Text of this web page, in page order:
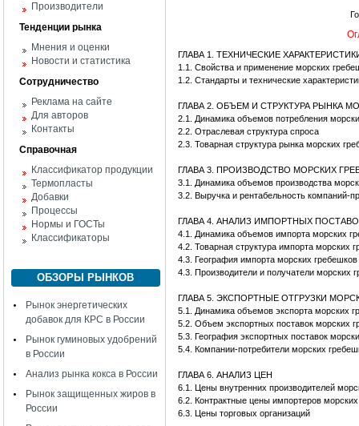
Производители
Тенденции рынка
Мнения и оценки
Новости и статистика
Сотрудничество
Реклама на сайте
Для авторов
Контакты
Справочная
Классификатор продукции
Термопласты
Добавки
Процессы
Нормы и ГОСТы
Классификаторы
ОБЗОРЫ РЫНКОВ
Рынок энергетических
добавок для КРС в России
Рынок гуминовых удобрений
в России
Анализ рынка кокса в России
Рынок защищенных жиров в
России
ГЛАВА 1. ТЕХНИЧЕСКИЕ
1.1. Свойства и применение морских
1.2. Стандарты и технические
ГЛАВА 2. ОБЪЕМ И СТРУКТУРА РЫНКА
2.1. Динамика объемов потребления
2.2. Отраслевая структура спроса
2.3. Товарная структура рынка морских
ГЛАВА 3. ПРОИЗВОДСТВО МОРСКИХ
3.1. Динамика объемов производства
3.2. Выручка и рентабельность компаний-
ГЛАВА 4. АНАЛИЗ ИМПОРТНЫХ
4.1. Динамика объемов импорта морских
4.2. Товарная структура импорта морских
4.3. География импорта морских гребешков
4.3. Производители и получатели морских
ГЛАВА 5. ЭКСПОРТНЫЕ ОТГРУЗКИ
5.1. Динамика объемов экспорта морских
5.2. Объем экспортных поставок морских
5.3. География экспортных поставок
5.4. Компании-потребители морских
ГЛАВА 6. АНАЛИЗ ЦЕН
6.1. Цены внутренних производителей
6.2. Контрактные цены импортеров
6.3. Цены торговых организаций